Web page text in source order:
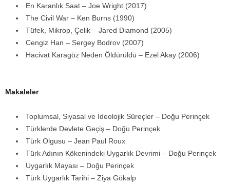
En Karanlık Saat – Joe Wright (2017)
The Civil War – Ken Burns (1990)
Tüfek, Mikrop, Çelik – Jared Diamond (2005)
Cengiz Han – Sergey Bodrov (2007)
Hacivat Karagöz Neden Öldürüldü – Ezel Akay (2006)
Makaleler
Toplumsal, Siyasal ve İdeolojik Süreçler – Doğu Perinçek
Türklerde Devlete Geçiş – Doğu Perinçek
Türk Olgusu – Jean Paul Roux
Türk Adının Kökenindeki Uygarlık Devrimi – Doğu Perinçek
Uygarlık Mayası – Doğu Perinçek
Türk Uygarlık Tarihi – Ziya Gökalp